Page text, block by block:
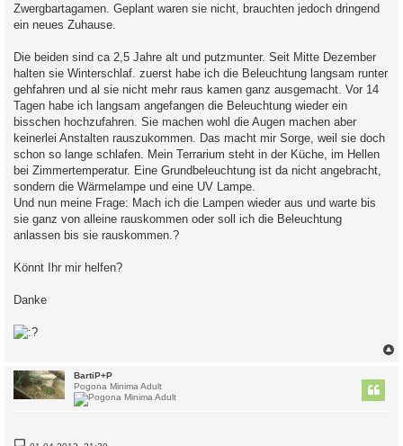
Zwergbartagamen. Geplant waren sie nicht, brauchten jedoch dringend
ein neues Zuhause.
Die beiden sind ca 2,5 Jahre alt und putzmunter. Seit Mitte Dezember
halten sie Winterschlaf. zuerst habe ich die Beleuchtung langsam runter
gehfahren und al sie nicht mehr raus kamen ganz ausgemacht. Vor 14
Tagen habe ich langsam angefangen die Beleuchtung wieder ein
bisschen hochzufahren. Sie machen wohl die Augen machen aber
keinerlei Anstalten rauszukommen. Das macht mir Sorge, weil sie doch
schon so lange schlafen. Mein Terrarium steht in der Küche, im Hellen
bei Zimmertemperatur. Eine Grundbeleuchtung ist da nicht angebracht,
sondern die Wärmelampe und eine UV Lampe.
Und nun meine Frage: Mach ich die Lampen wieder aus und warte bis
sie ganz von alleine rauskommen oder soll ich die Beleuchtung
anlassen bis sie rauskommen.?
Könnt Ihr mir helfen?
Danke
BartiP+P
Pogona Minima Adult
B